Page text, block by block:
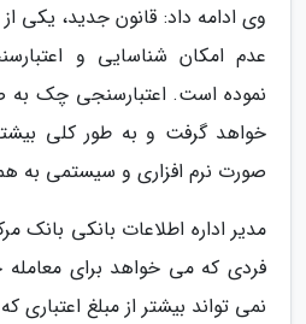
وی ادامه داد: قانون جدید، یکی
عدم امکان شناسایی و
نموده است. اعتبارسنجی چک به
خواهد گرفت و به طور کلی
صورت نرم افزاری و سیستمی به
مدیر اداره اطلاعات بانکی بانک
فردی که می خواهد برای معامله
نمی تواند بیشتر از مبلغ اعتباری